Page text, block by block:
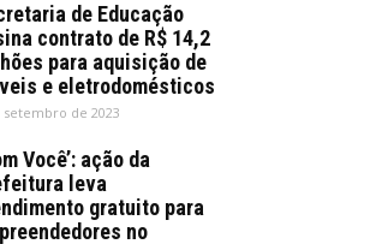
de Educação
contrato de R$ 14,2
para aquisição de
e eletrodomésticos
setembro de 2023
Você’: ação da
leva
gratuito para
no